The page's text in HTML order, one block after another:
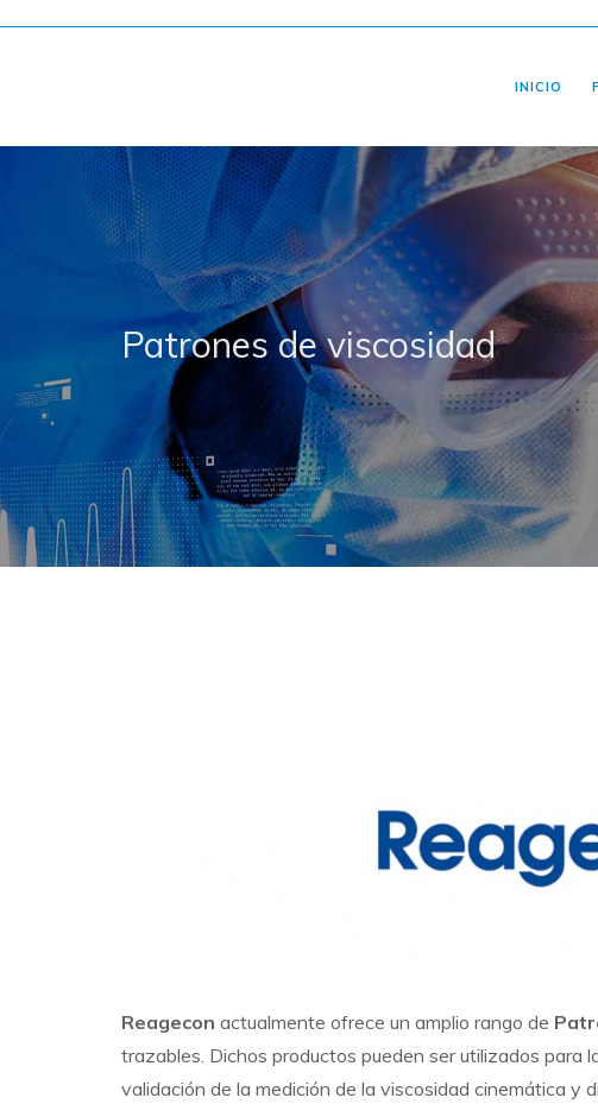
INICIO
Patrones de viscosidad
Reagecon actualmente ofrece un amplio rango de
trazables. Dichos productos pueden ser utilizados para
validación de la medición de la viscosidad cinemática y